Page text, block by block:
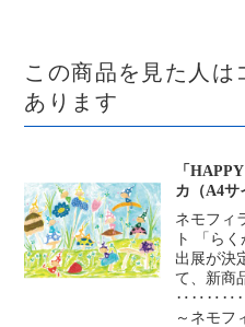
この商品を見た人は
あります
「
カ（A4サ
ネモフィ
ト 「ら
出展が決
て、新商
～ネモフ